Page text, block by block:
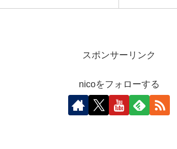
スポンサーリンク
nicoをフォローする